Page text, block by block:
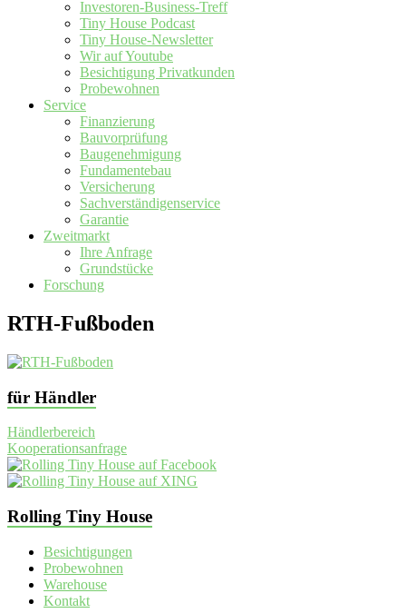
Investoren-Business-Treff
Tiny House Podcast
Tiny House-Newsletter
Wir auf Youtube
Besichtigung Privatkunden
Probewohnen
Service
Finanzierung
Bauvorprüfung
Baugenehmigung
Fundamentebau
Versicherung
Sachverständigenservice
Garantie
Zweitmarkt
Ihre Anfrage
Grundstücke
Forschung
RTH-Fußboden
für Händler
Händlerbereich
Kooperationsanfrage
Rolling Tiny House
Besichtigungen
Probewohnen
Warehouse
Kontakt